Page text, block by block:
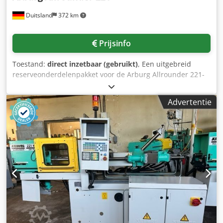
verzoek kan transport en laden, tegen een meerprijs, door
btw. Bezichtiging is mogelijk na afspraak. Neem contact
met ons op, ons team staat klaar om u verder te helpen.
KOPEN/VERKOPEN VAN PRODUCTIE- EN
METAALBEWERKINGSMASCHINEN, ETC. Gjbn N Ay Dowza
Dxogoil Heeft u een hoogwaardige, maar betaalbare
metaalbewerkingsmachine nodig voor uw productie? Of
wilt u uw huidige machine verkopen? Voor meer informatie
of contactmogelijkheden kunt u onze website bezoeken.
Duitsland 372 km
Prijsinfo
Toestand: direct inzetbaar (gebruikt), Een uitgebreid
reserveonderdelenpakket voor de Arburg Allrounder 221-
Mechanica/hydrauliek/plastificering: 6x
uitwerpzuigerstang, 3x drukbegrenzingsventielen,
afdichtingsset sluitcilinder, 5x afdichtingsset uitwerper,
afdichtingsset spuiteenheid, cilinder D30, schroef D30, 20x
schotelveren D31,5/16,3. 2) Verwarming/temperatuur: 6x
cilinderverwarmers 1750W, 5x
mondstukverwarmingsbanden 600W,
thermomaatschakelaar, 40x thermo-elementen. 3)
Elektrisch/sensoriek/schakelaars: 2x
coderingsschakelaarblokken, 6x contactgevers, 5x
armschakelaars, 2x snapschakelaars, 9x schakelaars, 8x
microschakelaars, 2x eindschakelaars, 10x
uitwerperbeveiligingsschakelaars, 4x initiators,
Advertentie